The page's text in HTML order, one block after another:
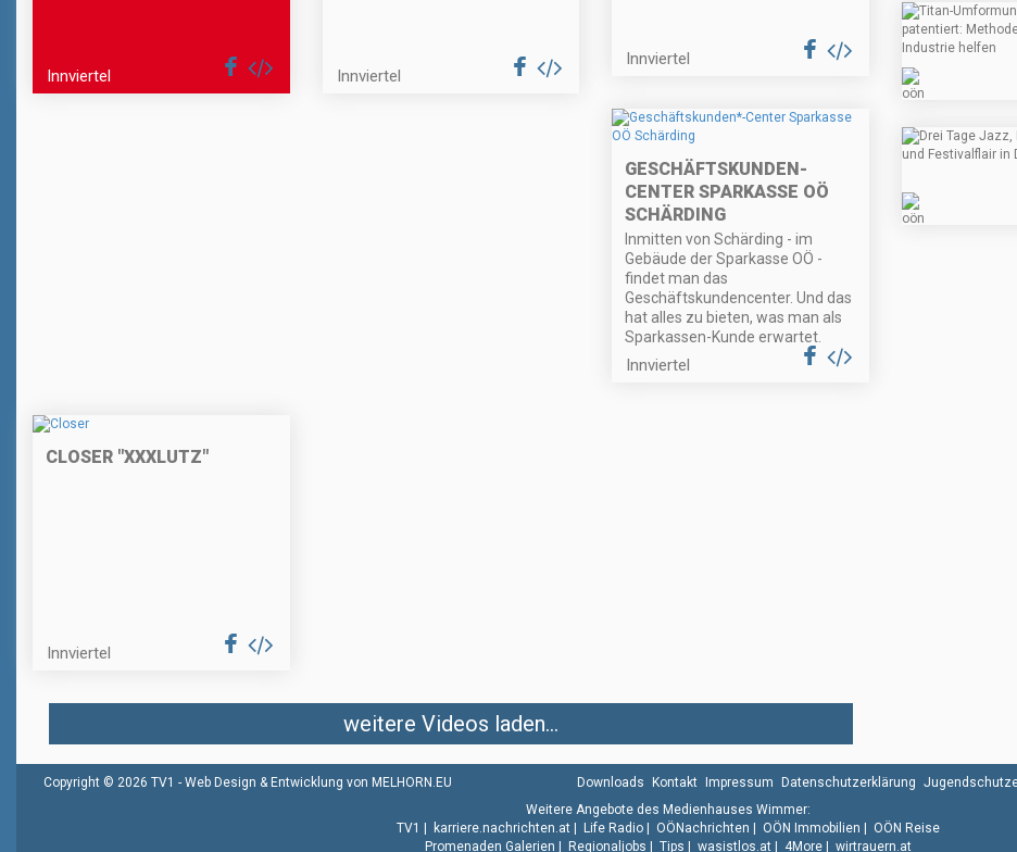
Innviertel Innviertel
Innviertel
GESCHÄFTSKUNDEN-
CENTER SPARKASSE OÖ
SCHÄRDING
Inmitten von Schärding - im
Gebäude der Sparkasse OÖ -
findet man das
Geschäftskundencenter. Und das
hat alles zu bieten, was man als
Sparkassen-Kunde erwartet.
Innviertel
CLOSER "XXXLUTZ"
Innviertel
weitere Videos laden...
Copyright © 2026 TV1 - Web Design & Entwicklung von MELHORN.EU Downloads Kontakt Impressum Datenschutzerklärung
Weitere Angebote des Medienhauses Wimmer:
TV1
karriere.nachrichten.at Life Radio OÖNachrichten OÖN Immobilien
OÖN Reise
Promenaden Galerien
Regionaljobs Tips wasistlos.at 4More wirtrauern.at